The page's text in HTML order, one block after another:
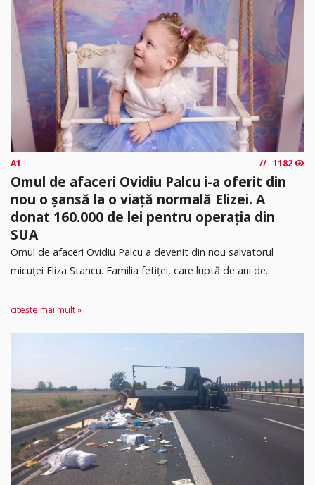
A1 1182
Omul de afaceri Ovidiu Palcu i-a oferit din
nou o șansă la o viață normală Elizei. A
donat 160.000 de lei pentru operația din
SUA
Omul de afaceri Ovidiu Palcu a devenit din nou salvatorul
micuței Eliza Stancu. Familia fetiței, care luptă de ani de...
citește mai mult »